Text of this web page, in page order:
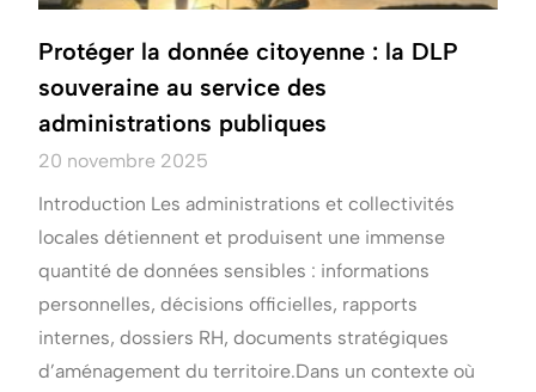
Protéger la donnée citoyenne : la DLP
souveraine au service des
administrations publiques
20 novembre 2025
Introduction Les administrations et collectivités
locales détiennent et produisent une immense
quantité de données sensibles : informations
personnelles, décisions officielles, rapports
internes, dossiers RH, documents stratégiques
d’aménagement du territoire.Dans un contexte où